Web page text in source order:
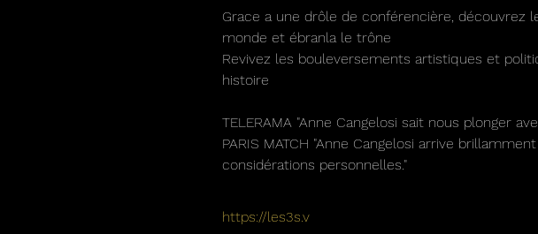
Grace a une drôle de conférencière, découvrez
monde et ébranla le trône
Revivez les bouleversements artistiques et
histoire
TELERAMA "Anne Cangelosi sait nous plonger
PARIS MATCH "Anne Cangelosi arrive
considérations personnelles."
https://les3s.v